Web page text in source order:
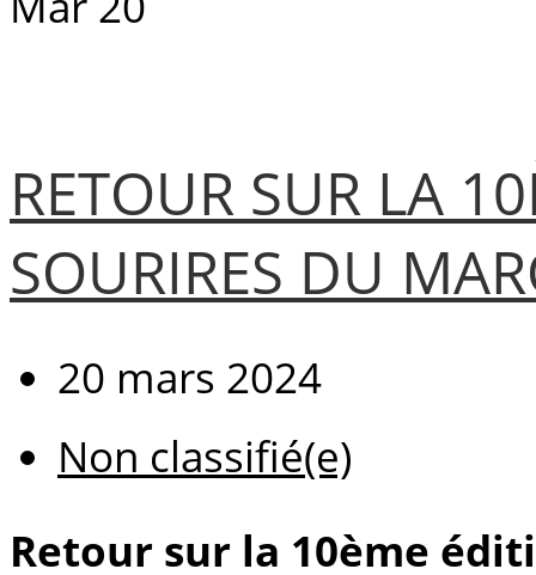
RETOUR SUR LA
SOURIRES DU
20 mars 2024
Non classifié(e)
Retour sur la 10ème